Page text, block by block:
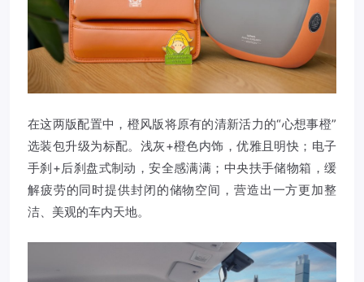
在这两版配置中，橙风版将原有的清新活力的“心想事橙”
选装包升级为标配。浅灰+橙色内饰，优雅且明快；电子
手刹+后刹盘式制动，安全感满满；中央扶手储物箱，缓
解疲劳的同时提供封闭的储物空间，营造出一方更加整
洁、美观的车内天地。